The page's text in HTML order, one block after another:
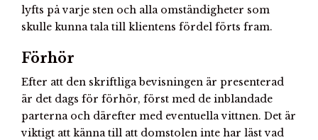
lyfts på varje sten och alla omständigheter som
skulle kunna tala till klientens fördel förts fram.
Förhör
Efter att den skriftliga bevisningen är presenterad
är det dags för förhör, först med de inblandade
parterna och därefter med eventuella vittnen. Det är
viktigt att känna till att domstolen inte har läst vad